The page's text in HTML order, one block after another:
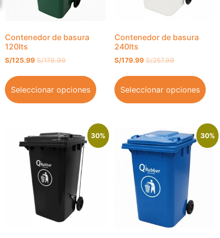
Contenedor de basura
120lts
S/125.99 S/179.99
Seleccionar opciones
Contenedor de basura
240lts
S/179.99 S/257.99
Seleccionar opciones
30% 30%